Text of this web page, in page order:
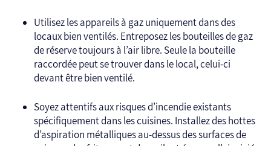
Utilisez les appareils à gaz uniquement dans des
locaux bien ventilés. Entreposez les bouteilles de gaz
de réserve toujours à l’air libre. Seule la bouteille
raccordée peut se trouver dans le local, celui-ci
devant être bien ventilé.
Soyez attentifs aux risques d’incendie existants
spécifiquement dans les cuisines. Installez des hottes
d’aspiration métalliques au-dessus des surfaces de